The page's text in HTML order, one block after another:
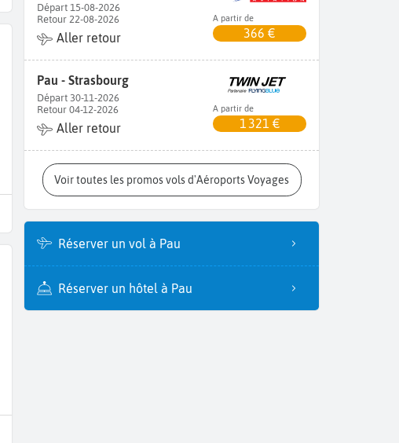
Départ 15-08-2026
Retour 22-08-2026
Aller retour
A partir de
366 €
Pau - Strasbourg
Départ 30-11-2026
Retour 04-12-2026
Aller retour
A partir de
1 321 €
Voir toutes les promos vols d'Aéroports Voyages
Réserver un vol à Pau
Réserver un hôtel à Pau